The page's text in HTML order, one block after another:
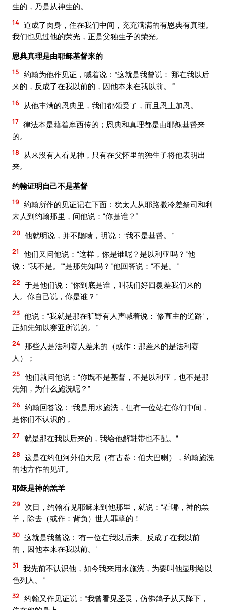
生的，乃是从神生的。
14 道成了肉身，住在我们中间，充充满满的有恩典有真理。
我们也见过他的荣光，正是父独生子的荣光。
恩典真理是由耶稣基督来的
15 约翰为他作见证，喊着说：“这就是我曾说：‘那在我以后
来的，反成了在我以前的，因他本来在我以前。’”
16 从他丰满的恩典里，我们都领受了，而且恩上加恩。
17 律法本是藉着摩西传的；恩典和真理都是由耶稣基督来
的。
18
从来没有人看见神，只有在父怀里的独生子将他表明出
来。
约翰证明自己不是基督
19 约翰所作的见证记在下面：犹太人从耶路撒冷差祭司和利
未人到约翰那里，问他说：“你是谁？”
20 他就明说，并不隐瞒，明说：“我不是基督。”
21
他们又问他说：“这样，你是谁呢？是以利亚吗？”他
说：“我不是。”“是那先知吗？”他回答说：“不是。”
22 于是他们说：“你到底是谁，叫我们好回覆差我们来的
人。你自己说，你是谁？”
23 他说：“我就是那在旷野有人声喊着说：‘修直主的道路’，
正如先知以赛亚所说的。”
24 那些人是法利赛人差来的（或作：那差来的是法利赛
人）；
25 他们就问他说：“你既不是基督，不是以利亚，也不是那
先知，为什么施洗呢？”
26 约翰回答说：“我是用水施洗，但有一位站在你们中间，
是你们不认识的，
27 就是那在我以后来的，我给他解鞋带也不配。”
28 这是在约但河外伯大尼（有古卷：伯大巴喇），约翰施洗
的地方作的见证。
耶稣是神的羔羊
29
次日，约翰看见耶稣来到他那里，就说：“看哪，神的羔
羊，除去（或作：背负）世人罪孽的！
30 这就是我曾说：‘有一位在我以后来、反成了在我以前
的，因他本来在我以前。’
31
我先前不认识他，如今我来用水施洗，为要叫他显明给以
色列人。”
32 约翰又作见证说：“我曾看见圣灵，仿佛鸽子从天降下，